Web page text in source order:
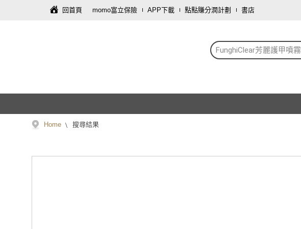
回首頁 momo富立保險 APP下載 點點賺分潤計劃 書店
FunghiClear芳麗護甲噴霧
Home 搜尋結果